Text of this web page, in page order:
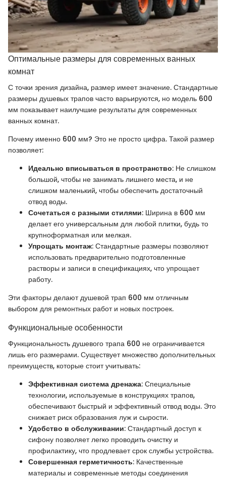
Оптимальные размеры для современных ванных
комнат
С точки зрения дизайна, размер имеет значение. Стандартные
размеры душевых трапов часто варьируются, но модель 600
мм показывает наилучшие результаты для современных
ванных комнат.
Почему именно 600 мм? Это не просто цифра. Такой размер
позволяет:
Идеально вписываться в пространство: Не слишком
большой, чтобы не занимать лишнего места, и не
слишком маленький, чтобы обеспечить достаточный
отвод воды.
Сочетаться с разными стилями: Ширина в 600 мм
делает его универсальным для любой плитки, будь то
крупноформатная или мелкая.
Упрощать монтаж: Стандартные размеры позволяют
использовать предварительно подготовленные
растворы и записи в спецификациях, что упрощает
работу.
Эти факторы делают душевой трап 600 мм отличным
выбором для ремонтных работ и новых построек.
Функциональные особенности
Функциональность душевого трапа 600 не ограничивается
лишь его размерами. Существует множество дополнительных
преимуществ, которые стоит учитывать:
Эффективная система дренажа: Специальные
технологии, используемые в конструкциях трапов,
обеспечивают быстрый и эффективный отвод воды. Это
снижает риск образования луж и сырости.
Удобство в обслуживании: Стандартный доступ к
сифону позволяет легко проводить очистку и
профилактику, что продлевает срок службы устройства.
Совершенная герметичность: Качественные
материалы и современные методы соединения